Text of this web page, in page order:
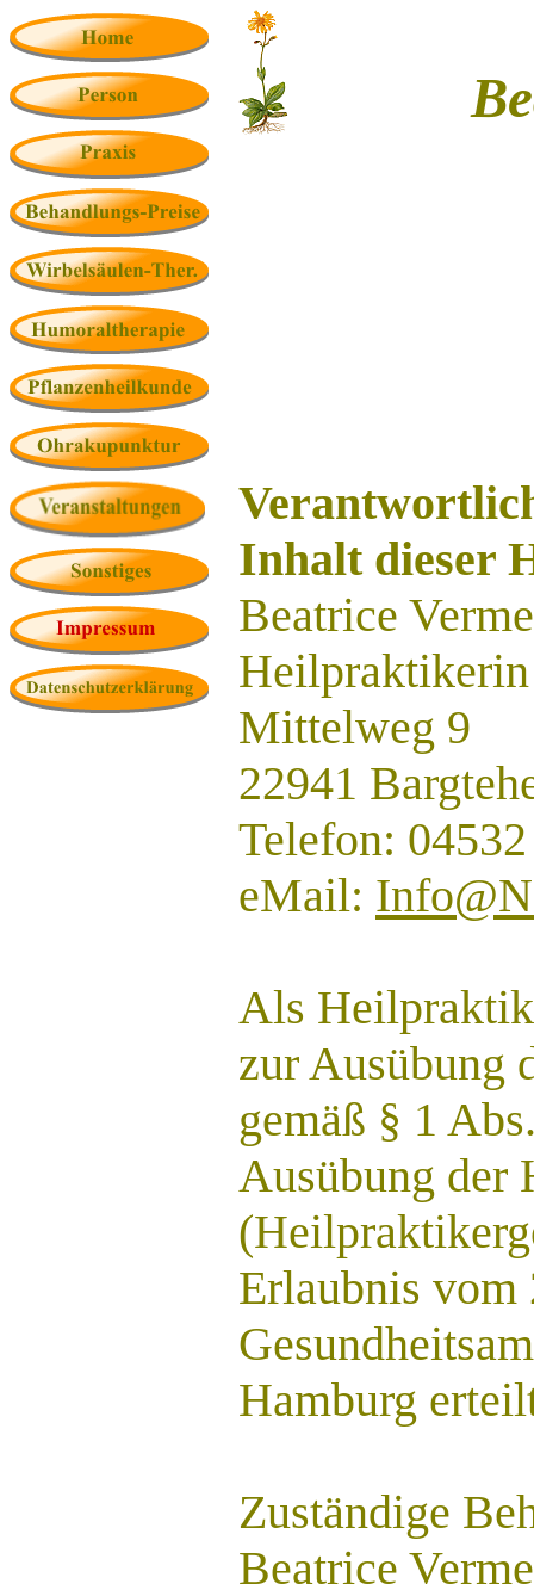
Inhalt dieser
Beatrice
Heilpraktikerin
Mittelweg 9
22941
Telefon:
eMail:
Als
zur Ausübung
gemäß § 1
Ausübung der
Erlaubnis vom
Hamburg
Zuständige
Beatrice